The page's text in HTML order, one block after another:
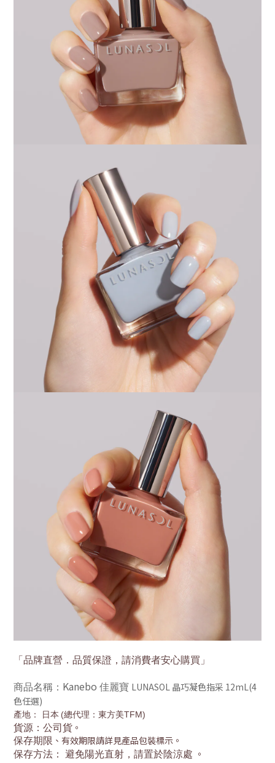
「品牌直營．品質保證，請消費者安心購買」
商品名稱： Kanebo 佳麗寶 LUNASOL 晶巧凝色指采 12mL(4
色任選)
產地： 日本 (總代理：東方美TFM)
貨源：公司貨 。
保存期限 、有效期限請詳見產品包裝標示。
保存方法： 避免陽光直射，請置於陰涼處 。